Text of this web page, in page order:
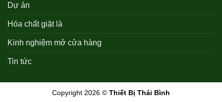
Dự án
Hóa chất giặt là
Kinh nghiệm mở cửa hàng
Tin tức
Copyright 2026 © Thiết Bị Thái Bình